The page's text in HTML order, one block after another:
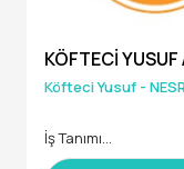
KÖFTECİ
Köfteci Yusuf -
İş Tanımı